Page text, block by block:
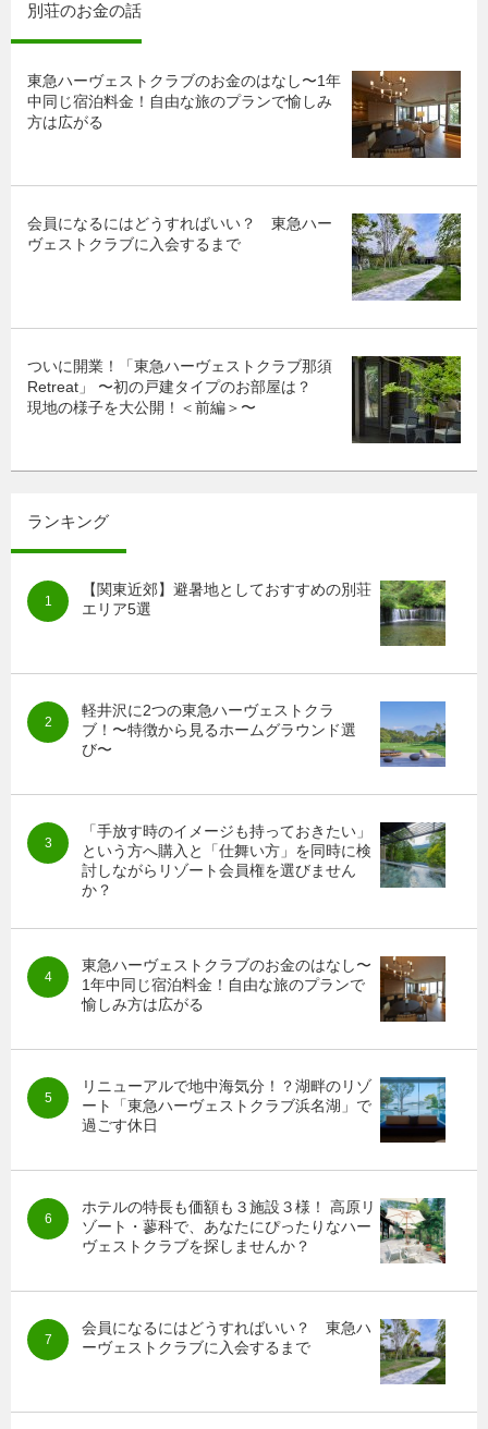
別荘のお金の話
東急ハーヴェストクラブのお金のはなし〜1年
中同じ宿泊料金！自由な旅のプランで愉しみ
方は広がる
会員になるにはどうすればいい？ 東急ハー
ヴェストクラブに入会するまで
ついに開業！「東急ハーヴェストクラブ那須
Retreat」 〜初の戸建タイプのお部屋は？
現地の様子を大公開！＜前編＞〜
ランキング
【関東近郊】避暑地としておすすめの別荘
エリア5選
軽井沢に2つの東急ハーヴェストクラ
ブ！〜特徴から見るホームグラウンド選
び〜
「手放す時のイメージも持っておきたい」
という方へ購入と「仕舞い方」を同時に検
討しながらリゾート会員権を選びません
か？
東急ハーヴェストクラブのお金のはなし〜
1年中同じ宿泊料金！自由な旅のプランで
愉しみ方は広がる
リニューアルで地中海気分！？湖畔のリゾ
ート「東急ハーヴェストクラブ浜名湖」で
過ごす休日
ホテルの特長も価額も３施設３様！ 高原リ
ゾート・蓼科で、あなたにぴったりなハー
ヴェストクラブを探しませんか？
会員になるにはどうすればいい？ 東急ハ
ーヴェストクラブに入会するまで